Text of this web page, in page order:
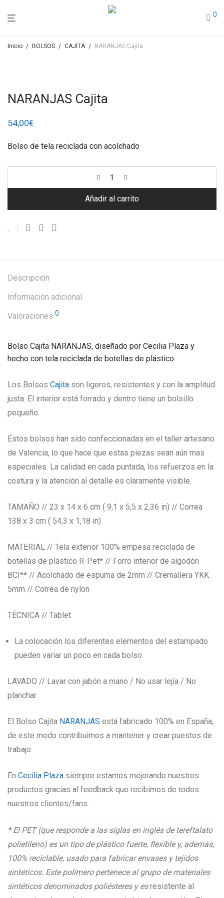
0
Inicio / BOLSOS / CAJITA / NARANJAS Cajita
NARANJAS Cajita
54,00€
Bolso de tela reciclada con acolchado
Añadir al carrito
Descripción
Información adicional
Valoraciones 0
Bolso Cajita NARANJAS, diseñado por Cecilia Plaza y
hecho con tela reciclada de botellas de plástico.
Los Bolsos Cajita son ligeros, resistentes y con la amplitud
justa. El interior está forrado y dentro tiene un bolsillo
pequeño.
Estos bolsos han sido confeccionadas en el taller artesano
de Valencia, lo que hace que estas piezas sean aún mas
especiales. La calidad en cada puntada, los refuerzos en la
costura y la atención al detalle es claramente visible.
TAMAÑO // 23 x 14 x 6 cm ( 9,1 x 5,5 x 2,36 in) // Correa
138 x 3 cm ( 54,3 x 1,18 in)
MATERIAL // Tela exterior 100% empesa reciclada de
botellas de plástico R-Pet* // Forro interior de algodón
BCI** // Acolchado de espuma de 2mm // Cremallera YKK
5mm // Correa de nylon
TÉCNICA // Tablet
La colocación los diferentes elementos del estampado
pueden variar un poco en cada bolso.
LAVADO // Lavar con jabón a mano / No usar lejía / No
planchar.
El Bolso Cajita NARANJAS está fabricado 100% en España,
de este modo contribuimos a mantener y crear puestos de
trabajo.
En Cecilia Plaza siempre estamos mejorando nuestros
productos gracias al feedback que recibimos de todos
nuestros clientes/fans.
* El PET (que responde a las siglas en inglés de tereftalato
polietileno) es un tipo de plástico fuerte, flexible y, además,
100% reciclable, usado para fabricar envases y tejidos
sintéticos. Este polímero pertenece al grupo de materiales
sintéticos denominados poliésteres y esresistente al